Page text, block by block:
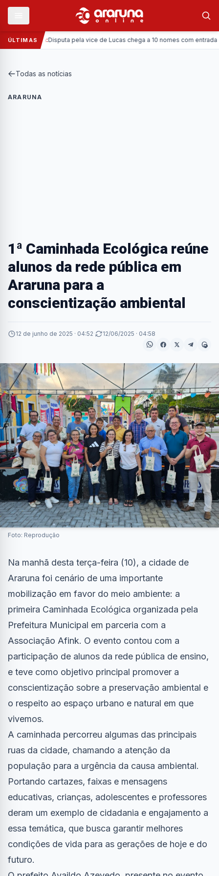
ÚLTIMAS
Política: Disputa pela vice de Lucas chega a 10 nomes com entrada
Todas as notícias
ARARUNA
1ª Caminhada Ecológica reúne
alunos da rede pública em
Araruna para a
conscientização ambiental
12 de junho de 2025 · 04:52· 12/06/2025 · 04:58
Foto: Reprodução
Na manhã desta terça-feira (10), a cidade de
Araruna foi cenário de uma importante
mobilização em favor do meio ambiente: a
primeira Caminhada Ecológica organizada pela
Prefeitura Municipal em parceria com a
Associação Afink. O evento contou com a
participação de alunos da rede pública de ensino,
e teve como objetivo principal promover a
conscientização sobre a preservação ambiental e
o respeito ao espaço urbano e natural em que
vivemos.
A caminhada percorreu algumas das principais
ruas da cidade, chamando a atenção da
população para a urgência da causa ambiental.
Portando cartazes, faixas e mensagens
educativas, crianças, adolescentes e professores
deram um exemplo de cidadania e engajamento a
essa temática, que busca garantir melhores
condições de vida para as gerações de hoje e do
futuro.